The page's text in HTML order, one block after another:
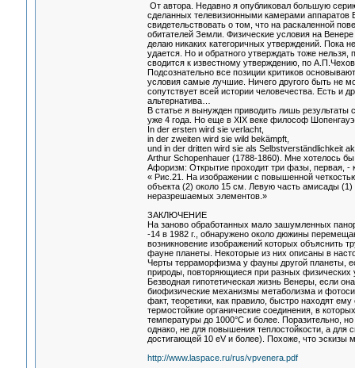
От автора. Недавно я опубликовал большую
сделанных телевизионными камерами аппаратов
свидетельствовать о том, что на раскаленной
обитателей Земли. Физические условия на
делаю никаких категоричных утверждений. Пока
удается. Но и обратного утверждать тоже нельзя,
сводится к известному утверждению, по
Подсознательно все позиции критиков
условия самые лучшие. Ничего другого быть не
сопутствует всей истории человечества. Есть и
альтернатива…
В статье я вынужден приводить лишь результаты
уже 4 года. Но еще в XIX веке философ
In der ersten wird sie verlacht,
in der zweiten wird sie wild bekämpft,
und in der dritten wird sie als Selbstverständlichkeit
Arthur Schopenhauer (1788-1860). Мне хотелось
Афоризм: Открытие проходит три фазы, первая, -
« Рис.21. На изображении с повышенной
объекта (2) около 15 см. Левую часть амисады
неразрешаемых элементов.»
ЗАКЛЮЧЕНИЕ
На заново обработанных мало зашумленных
-14 в 1982 г., обнаружено около дюжины
возникновение изображений которых объяснить
фауне планеты. Некоторые из них описаны в
Черты терраморфизма у фауны другой планеты,
природы, повторяющиеся при разных
Безводная гипотетическая жизнь Венеры, если
биофизические механизмы метаболизма и
факт, теоретики, как правило, быстро находят
термостойкие органические соединения, в
температуры до 1000°С и более. Поразительно,
однако, не для повышения теплостойкости, а для
достигающей 10 eV и более). Похоже, что эскизы
http://www.laspace.ru/rus/vpvenera.pdf